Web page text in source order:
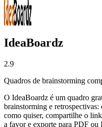
IdeaBoardz
2.9
Quadros de brainstorming
O IdeaBoardz é um quadro
brainstorming e retrospectivas:
como quiser, compartilhe o
a favor e exporte para PDF